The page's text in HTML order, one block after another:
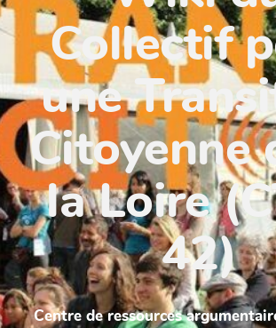
Collectif
une
Citoyenne
la Loire
42)
Centre de ressources